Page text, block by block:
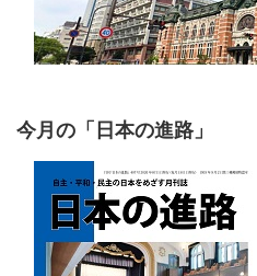
今月の「日本の進路」